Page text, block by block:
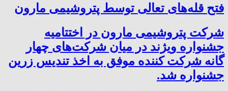
فتح‌ قله‌های تعالی توسط پتروشیمی مارون
شرکت پتروشیمی مارون در اختتامیه
جشنواره ویژند در میان شرکت‌های چهار
گانه شرکت کننده موفق به اخذ تندیس زرین
جشنواره شد.